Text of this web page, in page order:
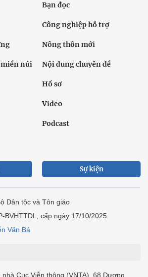
Bạn đọc
Công nghiệp hỗ trợ
Nông thôn mới
miền núi Nội dung chuyên đề
Hồ sơ
Video
Podcast
Sự kiện
Dân tộc và Tôn giáo
BVHTTDL, cấp ngày 17/10/2025
Văn Bá
Cục Viễn thông (VNTA), 68 Dương